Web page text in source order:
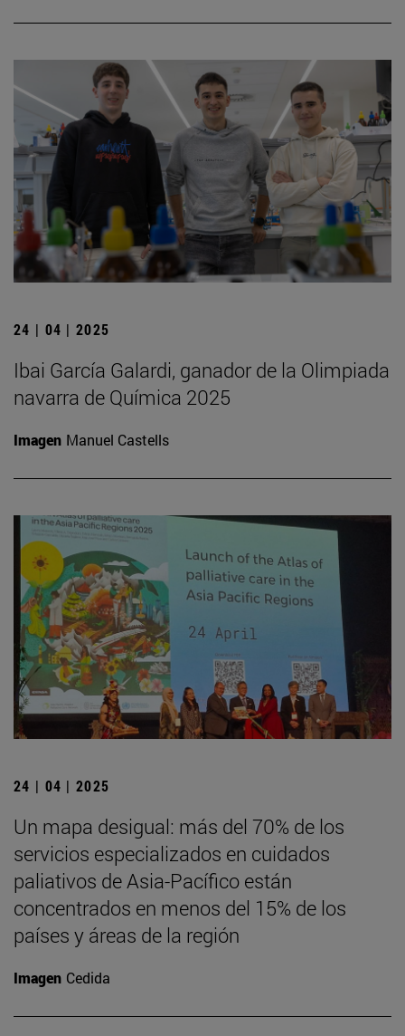
24 | 04 | 2025
Ibai García Galardi, ganador de la Olimpiada
navarra de Química 2025
Imagen Manuel Castells
24 | 04 | 2025
Un mapa desigual: más del 70% de los
servicios especializados en cuidados
paliativos de Asia-Pacífico están
concentrados en menos del 15% de los
países y áreas de la región
Imagen Cedida